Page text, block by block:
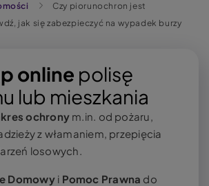
Czy piorunochron jest
jak się zabezpieczyć na wypadek burzy
online polisę
lub mieszkania
ochronym.in. od pożaru,
z włamaniem, przepięcia
losowych.
Domowyi Pomoc Prawna do